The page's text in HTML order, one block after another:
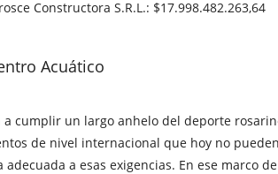
Constructora S.R.L.: $17.998.482.263,64
Acuático
a cumplir un largo anhelo del deporte
de nivel internacional que hoy no
a esas exigencias. En ese marco